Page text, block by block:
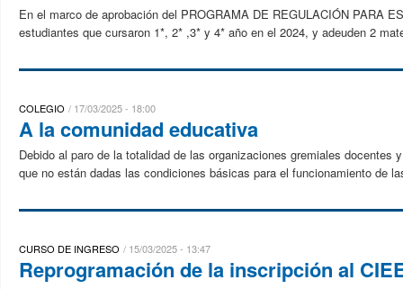
En el marco de aprobación del PROGRAMA DE REGULACIÓN PARA
estudiantes que cursaron 1*, 2* ,3* y 4* año en el 2024, y adeuden 2
COLEGIO 17/03/2025 - 18:00
A la comunidad educativa
Debido al paro de la totalidad de las organizaciones gremiales
que no están dadas las condiciones básicas para el funcionamiento de
CURSO DE INGRESO 15/03/2025 - 13:47
Reprogramación de la inscripción al